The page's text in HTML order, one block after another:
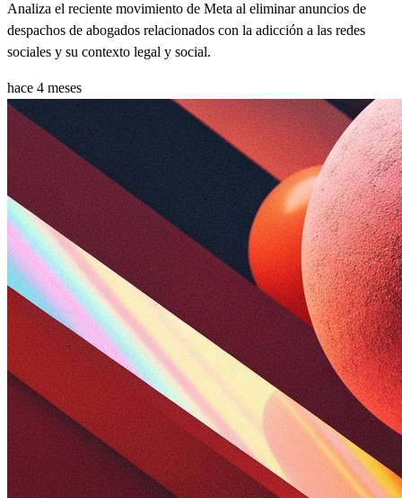
Analiza el reciente movimiento de Meta al eliminar anuncios de
despachos de abogados relacionados con la adicción a las redes
sociales y su contexto legal y social.
hace 4 meses